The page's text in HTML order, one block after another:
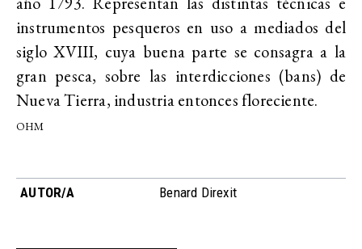
instrumentos pesqueros en uso a mediados del
siglo XVIII, cuya buena parte se consagra a la
gran pesca, sobre las interdicciones (bans) de
Nueva Tierra, industria entonces floreciente.
OHM
AUTOR/A Benard Direxit